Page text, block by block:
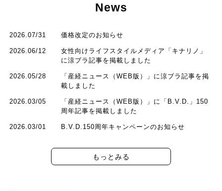
News
2026.07/31 価格改定のお知らせ
2026.06/12
女性向けライフスタイルメディア「キナリノ」
に涼ブラ記事を掲載しました
2026.05/28
「産経ニュース（WEB版）」に涼ブラ記事を掲
載しました
2026.03/05
「産経ニュース（WEB版）」に「B.V.D.」150
周年記事を掲載しました
2026.03/01 B.V.D.150周年キャンペーンのお知らせ
もっとみる